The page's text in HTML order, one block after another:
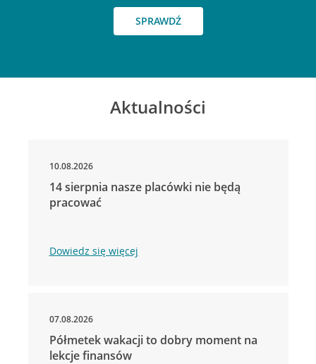
SPRAWDŹ
Aktualności
10.08.2026
14 sierpnia nasze placówki nie będą
pracować
Dowiedz się więcej
07.08.2026
Półmetek wakacji to dobry moment na
lekcje finansów